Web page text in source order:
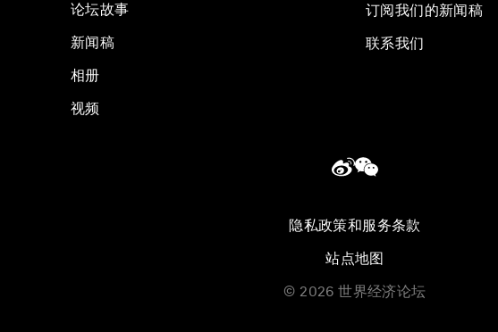
论坛故事
新闻稿
相册
视频
订阅我们的新闻稿
联系我们
隐私政策和服务条款
站点地图
© 2026 世界经济论坛